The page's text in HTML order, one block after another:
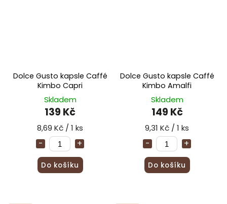
Dolce Gusto kapsle Caffé
Kimbo Capri
Skladem
139 Kč
8,69 Kč / 1 ks
Do košíku
Dolce Gusto kapsle Caffé
Kimbo Amalfi
Skladem
149 Kč
9,31 Kč / 1 ks
Do košíku